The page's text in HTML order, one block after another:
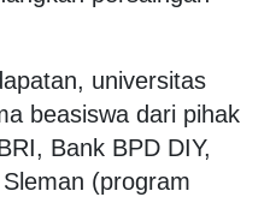
universitas
beasiswa dari pihak
Bank BPD DIY,
(program